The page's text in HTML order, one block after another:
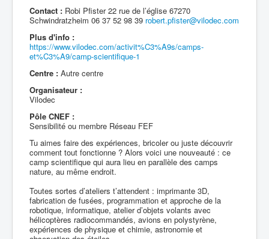
Contact : Robi Pfister 22 rue de l’église 67270
Schwindratzheim 06 37 52 98 39 robert.pfister@vilodec.com
Plus d'info :
https://www.vilodec.com/activit%C3%A9s/camps-
et%C3%A9/camp-scientifique-1
Centre : Autre centre
Organisateur :
Vilodec
Pôle CNEF :
Sensibilité ou membre Réseau FEF
Tu aimes faire des expériences, bricoler ou juste découvrir
comment tout fonctionne ? Alors voici une nouveauté : ce
camp scientifique qui aura lieu en parallèle des camps
nature, au même endroit.
Toutes sortes d’ateliers t’attendent : imprimante 3D,
fabrication de fusées, programmation et approche de la
robotique, informatique, atelier d’objets volants avec
hélicoptères radiocommandés, avions en polystyrène,
expériences de physique et chimie, astronomie et